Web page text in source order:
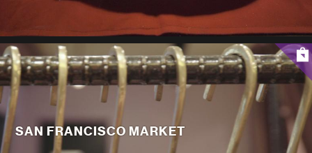
SAN FRANCISCO MARKET